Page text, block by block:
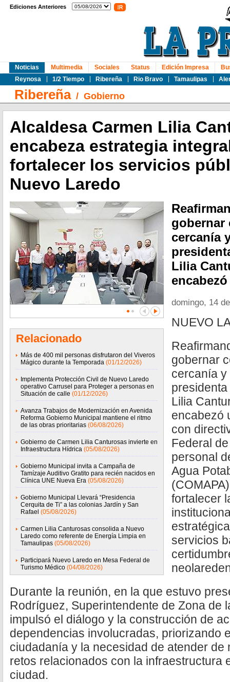
Ediciones Anteriores
Noticias
Reynosa
1/2 Tiempo Ribereña Rio Bravo Tamaulipas
Multimedia Sociales Status Edición Impresa
Ribereña/ Gobierno
Alcaldesa Carmen Lilia
encabeza estrategia
fortalecer los servicios
Nuevo Laredo
Relacionado
Más de 400 mil personas disfrutaron del Viveros
Mágico durante la Temporada (01/12/2026)
Implementa Protección Civil de Nuevo Laredo
operativo Carrusel para Proteger a personas en
Situación de calle (01/12/2026)
Avanza Trabajos de Modernización en Avenida
Reforma Gobierno Municipal mantiene el ritmo
de las obras prioritarias (06/08/2026)
Gobierno de Carmen Lilia Canturosas invierte en
Infraestructura Hídrica (05/08/2026)
Gobierno Municipal invita a Campaña de
Tamízaje Auditivo Gratito para recién nacidos en
Clínica UNE Nueva Era (05/08/2026)
Gobierno Municipal Llevará “Presidencia
Cerquita de Ti” a las colonias Jardín y San
Rafael (05/08/2026)
Carmen Lilia Canturosas consolida a Nuevo
Laredo como referente de Energía Limpia en
Tamaulipas (05/08/2026)
Participará Nuevo Laredo en Mesa Federal de
Turismo Médico (04/08/2026)
gobernar
cercanía
Lilia
domingo, 14
NUEVO
gobernar
cercanía y
Lilia
encabezó
con
Federal
personal
Agua
fortalecer
servicios
Durante la reunión, en la que estuvo
Rodríguez, Superintendente de Zona de
impulsó el diálogo y la construcción de
dependencias involucradas, priorizando
ciudadanía y la necesidad de atender de
retos relacionados con la infraestructura
ciudad.